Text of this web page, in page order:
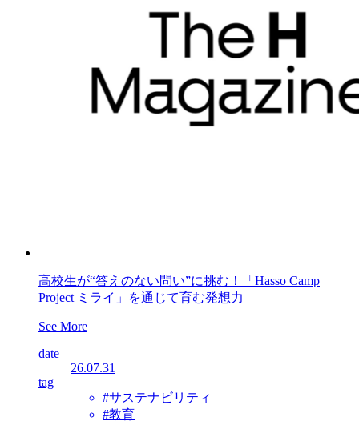
高校生が“答えのない問い”に挑む！「Hasso Camp
Project ミライ」を通じて育む発想力
See More
date
26.07.31
tag
#サステナビリティ
#教育